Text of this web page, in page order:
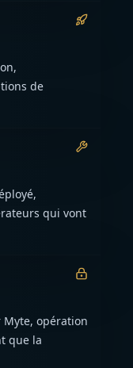
de
qui vont
Myte, opération
que la